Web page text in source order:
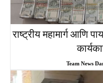
राष्ट्रीय महामार्ग आणि
Team News